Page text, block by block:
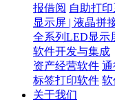
报借阅 自助打
显示屏 | 液晶拼
全系列LED显示
软件开发与集成
资产经营软件 通
标签打印软件 软
关于我们